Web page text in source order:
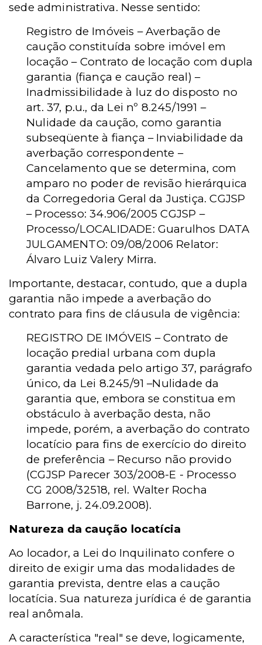
sede administrativa. Nesse sentido:
Registro de Imóveis – Averbação de
caução constituída sobre imóvel em
locação – Contrato de locação com dupla
garantia (fiança e caução real) –
Inadmissibilidade à luz do disposto no
art. 37, p.u., da Lei nº 8.245/1991 –
Nulidade da caução, como garantia
subseqüente à fiança – Inviabilidade da
averbação correspondente –
Cancelamento que se determina, com
amparo no poder de revisão hierárquica
da Corregedoria Geral da Justiça. CGJSP
– Processo: 34.906/2005 CGJSP –
Processo/LOCALIDADE: Guarulhos DATA
JULGAMENTO: 09/08/2006 Relator:
Álvaro Luiz Valery Mirra.
Importante, destacar, contudo, que a dupla
garantia não impede a averbação do
contrato para fins de cláusula de vigência:
REGISTRO DE IMÓVEIS – Contrato de
locação predial urbana com dupla
garantia vedada pelo artigo 37, parágrafo
único, da Lei 8.245/91 –Nulidade da
garantia que, embora se constitua em
obstáculo à averbação desta, não
impede, porém, a averbação do contrato
locatício para fins de exercício do direito
de preferência – Recurso não provido
(CGJSP Parecer 303/2008-E - Processo
CG 2008/32518, rel. Walter Rocha
Barrone, j. 24.09.2008).
Natureza da caução locatícia
Ao locador, a Lei do Inquilinato confere o
direito de exigir uma das modalidades de
garantia prevista, dentre elas a caução
locatícia. Sua natureza jurídica é de garantia
real anômala.
A característica "real" se deve, logicamente,